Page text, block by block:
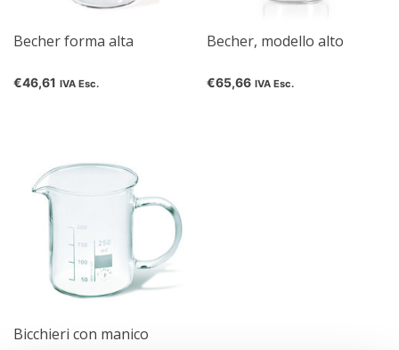
Becher forma alta
€46,61 IVA Esc.
Becher, modello alto
€65,66 IVA Esc.
Bicchieri con manico